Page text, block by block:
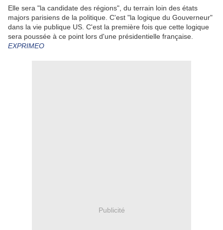
Elle sera "la candidate des régions", du terrain loin des états
majors parisiens de la politique. C'est "la logique du Gouverneur"
dans la vie publique US. C'est la première fois que cette logique
sera poussée à ce point lors d'une présidentielle française.
EXPRIMEO
Publicité